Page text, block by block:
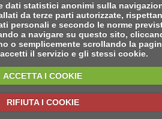
dati statistici anonimi sulla
da terze parti autorizzate,
personali e secondo le norme
a navigare su questo sito,
o semplicemente scrollando la
il servizio e gli stessi cookie.
ACCETTA I COOKIE
RIFIUTA I COOKIE